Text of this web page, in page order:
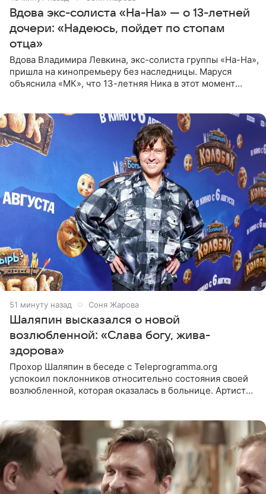
Вдова экс-солиста «На-На» — о 13-летней
дочери: «Надеюсь, пойдет по стопам
отца»
Вдова Владимира Левкина, экс-солиста группы «На-На»,
пришла на кинопремьеру без наследницы. Маруся
объяснила «МК», что 13-летняя Ника в этот момент
52 минуты назад Соня Жарова
Шаляпин высказался о новой
возлюбленной: «Слава богу, жива-
здорова»
Прохор Шаляпин в беседе с Teleprogramma.org
успокоил поклонников относительно состояния своей
возлюбленной, которая оказалась в больнице. Артист